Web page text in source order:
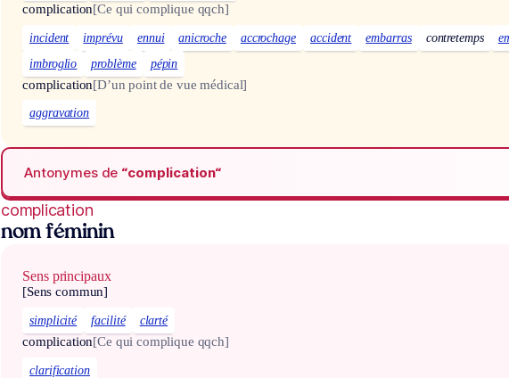
complication[Ce qui complique qqch]
incident imprévu ennui anicroche accrochage accident embarras contretemps
imbroglio
problème pépin
complication[D’un point de vue médical]
aggravation
Antonymes de “complication“
complication
nom féminin
Sens principaux
[Sens commun]
simplicité facilité clarté
complication[Ce qui complique qqch]
clarification